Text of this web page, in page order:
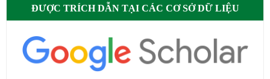
ĐƯỢC TRÍCH DẪN TẠI CÁC CƠ SỞ DỮ LIỆU